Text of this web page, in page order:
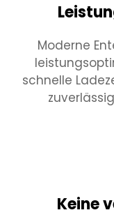
Moderne
schnelle
Keine